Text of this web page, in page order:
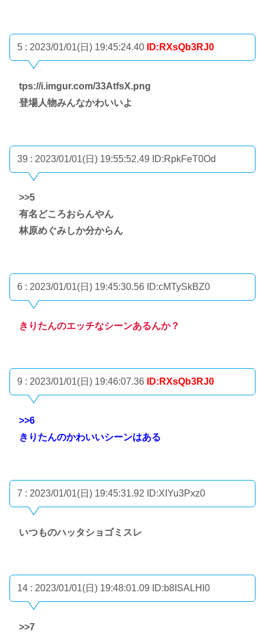
5 : 2023/01/01(日) 19:45:24.40 ID:RXsQb3RJ0
tps://i.imgur.com/33AtfsX.png
登場人物みんなかわいいよ
39 : 2023/01/01(日) 19:55:52.49 ID:RpkFeT0Od
>>5
有名どころおらんやん
林原めぐみしか分からん
6 : 2023/01/01(日) 19:45:30.56 ID:cMTySkBZ0
きりたんのエッチなシーンあるんか？
9 : 2023/01/01(日) 19:46:07.36 ID:RXsQb3RJ0
>>6
きりたんのかわいいシーンはある
7 : 2023/01/01(日) 19:45:31.92 ID:XIYu3Pxz0
いつものハッタショゴミスレ
14 : 2023/01/01(日) 19:48:01.09 ID:b8ISALHl0
>>7